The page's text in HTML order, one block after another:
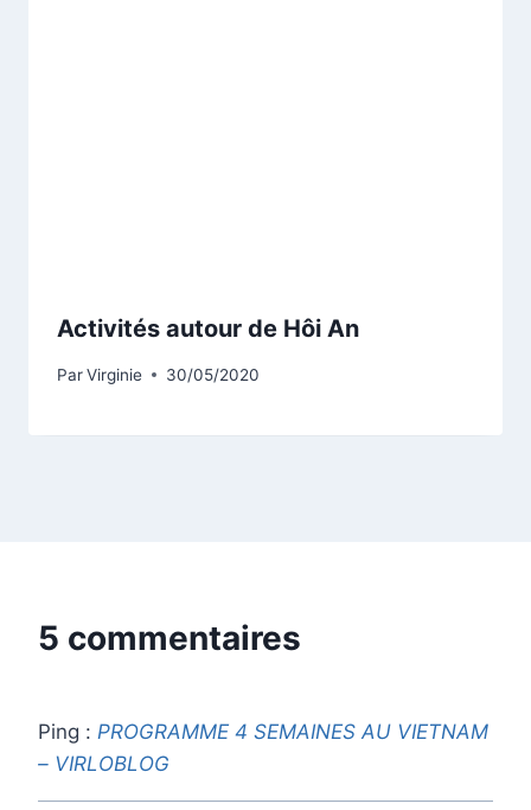
Activités autour de Hôi An
ParVirginie 30/05/2020
5 commentaires
Ping : PROGRAMME 4 SEMAINES AU VIETNAM
– VIRLOBLOG